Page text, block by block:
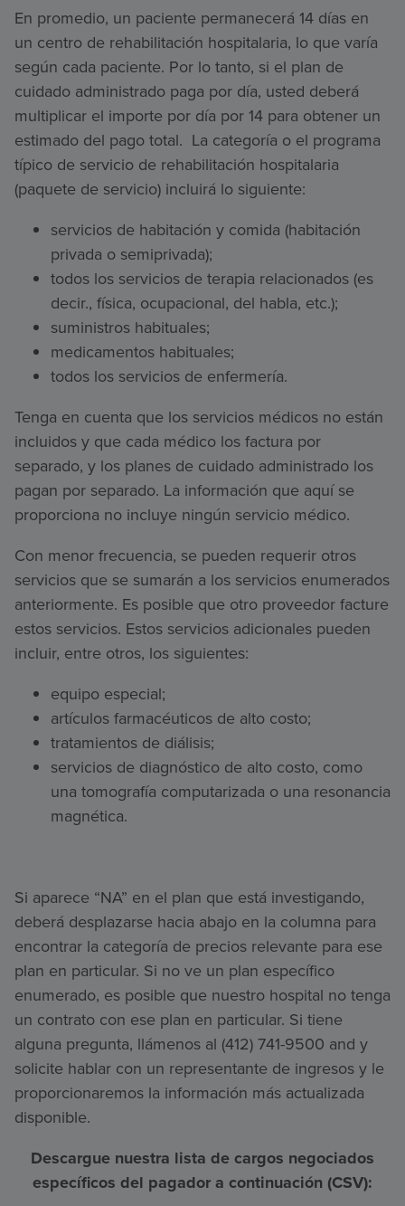
En promedio, un paciente permanecerá 14 días en
un centro de rehabilitación hospitalaria, lo que varía
según cada paciente. Por lo tanto, si el plan de
cuidado administrado paga por día, usted deberá
multiplicar el importe por día por 14 para obtener un
estimado del pago total. La categoría o el programa
típico de servicio de rehabilitación hospitalaria
(paquete de servicio) incluirá lo siguiente:
servicios de habitación y comida (habitación
privada o semiprivada);
todos los servicios de terapia relacionados (es
decir., física, ocupacional, del habla, etc.);
suministros habituales;
medicamentos habituales;
todos los servicios de enfermería.
Tenga en cuenta que los servicios médicos no están
incluidos y que cada médico los factura por
separado, y los planes de cuidado administrado los
pagan por separado. La información que aquí se
proporciona no incluye ningún servicio médico.
Con menor frecuencia, se pueden requerir otros
servicios que se sumarán a los servicios enumerados
anteriormente. Es posible que otro proveedor facture
estos servicios. Estos servicios adicionales pueden
incluir, entre otros, los siguientes:
equipo especial;
artículos farmacéuticos de alto costo;
tratamientos de diálisis;
servicios de diagnóstico de alto costo, como
una tomografía computarizada o una resonancia
magnética.
Si aparece “NA” en el plan que está investigando,
deberá desplazarse hacia abajo en la columna para
encontrar la categoría de precios relevante para ese
plan en particular. Si no ve un plan específico
enumerado, es posible que nuestro hospital no tenga
un contrato con ese plan en particular. Si tiene
alguna pregunta, llámenos al (412) 741-9500 and y
solicite hablar con un representante de ingresos y le
proporcionaremos la información más actualizada
disponible.
Descargue nuestra lista de cargos negociados
específicos del pagador a continuación (CSV):